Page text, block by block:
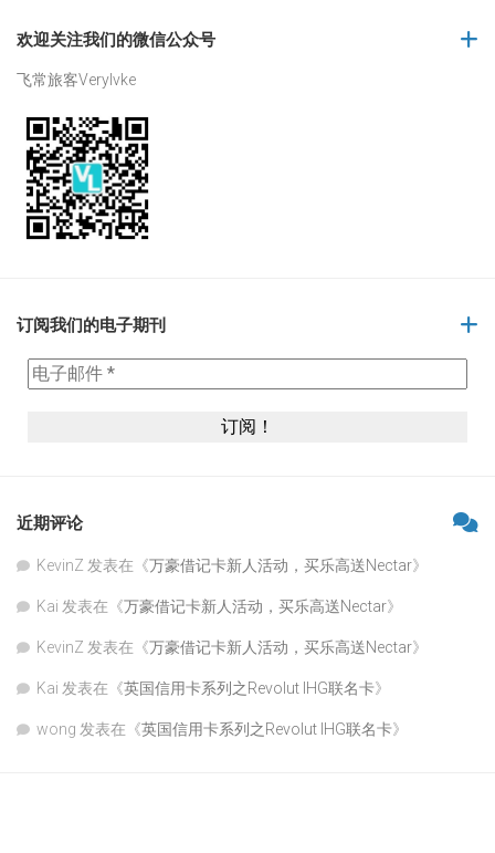
欢迎关注我们的微信公众号
飞常旅客Verylvke
订阅我们的电子期刊
近期评论
KevinZ 发表在《万豪借记卡新人活动，买乐高送Nectar》
Kai 发表在《万豪借记卡新人活动，买乐高送Nectar》
KevinZ 发表在《万豪借记卡新人活动，买乐高送Nectar》
Kai 发表在《英国信用卡系列之Revolut IHG联名卡》
wong 发表在《英国信用卡系列之Revolut IHG联名卡》